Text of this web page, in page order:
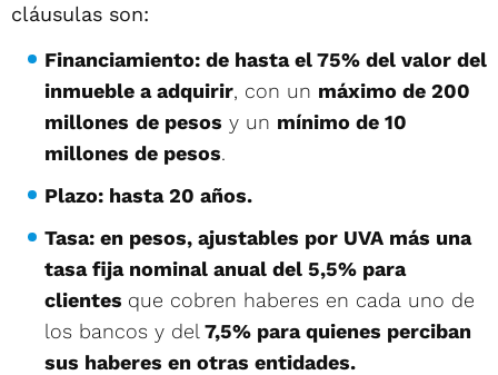
cláusulas son:
Financiamiento: de hasta el 75% del valor del
inmueble a adquirir, con un máximo de 200
millones de pesos y un mínimo de 10
millones de pesos.
Plazo: hasta 20 años.
Tasa: en pesos, ajustables por UVA más una
tasa fija nominal anual del 5,5% para
clientes que cobren haberes en cada uno de
los bancos y del 7,5% para quienes perciban
sus haberes en otras entidades.